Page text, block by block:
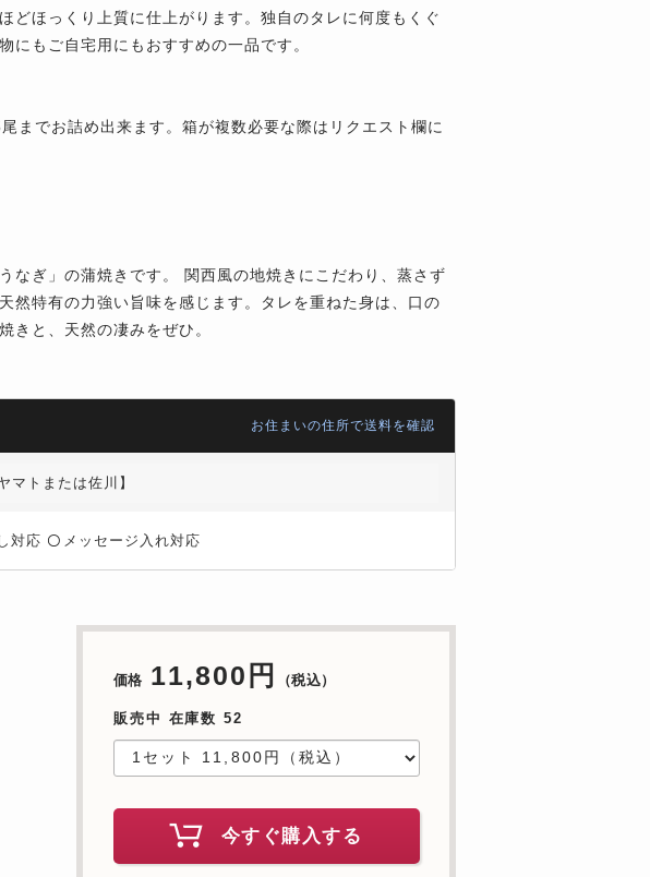
どほっくり上質に仕上がります。独自のタレに何度もくぐ
にもご自宅用にもおすすめの一品です。
までお詰め出来ます。箱が複数必要な際はリクエスト欄に
なぎ」の蒲焼きです。 関西風の地焼きにこだわり、蒸さず
然特有の力強い旨味を感じます。タレを重ねた身は、口の
きと、天然の凄みをぜひ。
お住まいの住所で送料を確認
マトまたは佐川】
対応 〇 メッセージ入れ対応
価格 11,800円 （税込）
販売中 在庫数 52
今すぐ購入する